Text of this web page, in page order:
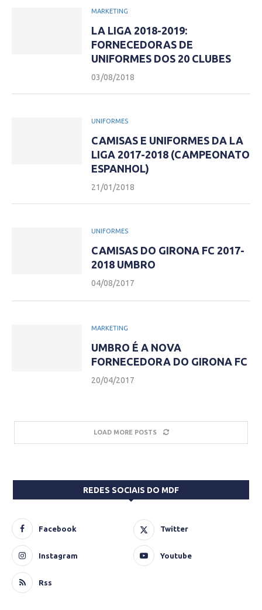
MARKETING
LA LIGA 2018-2019:
FORNECEDORAS DE
UNIFORMES DOS 20 CLUBES
03/08/2018
UNIFORMES
CAMISAS E UNIFORMES DA LA
LIGA 2017-2018 (CAMPEONATO
ESPANHOL)
21/01/2018
UNIFORMES
CAMISAS DO GIRONA FC 2017-
2018 UMBRO
04/08/2017
MARKETING
UMBRO É A NOVA
FORNECEDORA DO GIRONA FC
20/04/2017
LOAD MORE POSTS
REDES SOCIAIS DO MDF
Facebook Twitter
Instagram Youtube
Rss